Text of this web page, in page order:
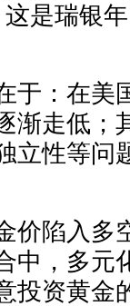
是瑞银
：在美
渐走低；
立性等问
陷入多
中，多元
投资黄金